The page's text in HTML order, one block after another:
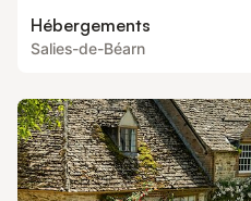
Hébergements
Salies-de-Béarn